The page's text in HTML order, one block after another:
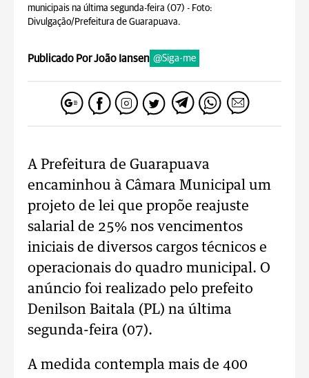
municipais na última segunda-feira (07) - Foto:
Divulgação/Prefeitura de Guarapuava.
Publicado Por João Iansen @Siga-me
A Prefeitura de Guarapuava
encaminhou à Câmara Municipal um
projeto de lei que propõe reajuste
salarial de 25% nos vencimentos
iniciais de diversos cargos técnicos e
operacionais do quadro municipal. O
anúncio foi realizado pelo prefeito
Denilson Baitala (PL) na última
segunda-feira (07).
A medida contempla mais de 400